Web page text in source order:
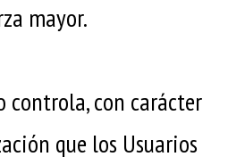
mayor.
controla, con carácter
que los Usuarios